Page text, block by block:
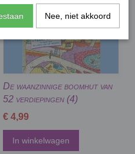
De waanzinnige boomhut van
52 verdiepingen (4)
€ 4,99
In winkelwagen
Nee, niet akkoord